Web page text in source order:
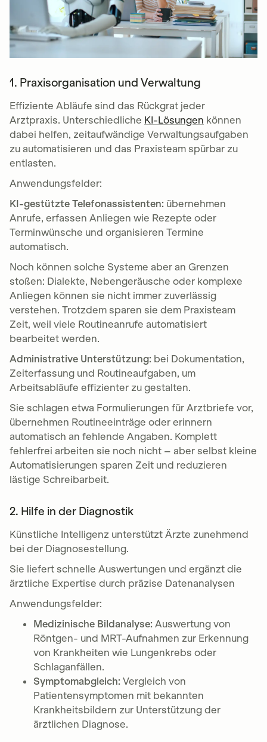
1. Praxisorganisation und Verwaltung
Effiziente Abläufe sind das Rückgrat jeder
Arztpraxis. Unterschiedliche KI-Lösungen können
dabei helfen, zeitaufwändige Verwaltungsaufgaben
zu automatisieren und das Praxisteam spürbar zu
entlasten.
Anwendungsfelder:
KI-gestützte Telefonassistenten: übernehmen
Anrufe, erfassen Anliegen wie Rezepte oder
Terminwünsche und organisieren Termine
automatisch.
Noch können solche Systeme aber an Grenzen
stoßen: Dialekte, Nebengeräusche oder komplexe
Anliegen können sie nicht immer zuverlässig
verstehen. Trotzdem sparen sie dem Praxisteam
Zeit, weil viele Routineanrufe automatisiert
bearbeitet werden.
Administrative Unterstützung: bei Dokumentation,
Zeiterfassung und Routineaufgaben, um
Arbeitsabläufe effizienter zu gestalten.
Sie schlagen etwa Formulierungen für Arztbriefe vor,
übernehmen Routineeinträge oder erinnern
automatisch an fehlende Angaben. Komplett
fehlerfrei arbeiten sie noch nicht – aber selbst kleine
Automatisierungen sparen Zeit und reduzieren
lästige Schreibarbeit.
2. Hilfe in der Diagnostik
Künstliche Intelligenz unterstützt Ärzte zunehmend
bei der Diagnosestellung.
Sie liefert schnelle Auswertungen und ergänzt die
ärztliche Expertise durch präzise Datenanalysen
Anwendungsfelder:
Medizinische Bildanalyse: Auswertung von
Röntgen- und MRT-Aufnahmen zur Erkennung
von Krankheiten wie Lungenkrebs oder
Schlaganfällen.
Symptomabgleich: Vergleich von
Patientensymptomen mit bekannten
Krankheitsbildern zur Unterstützung der
ärztlichen Diagnose.